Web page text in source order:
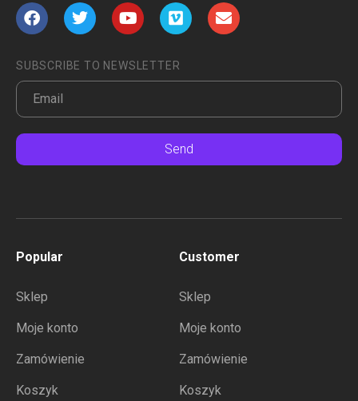
SUBSCRIBE TO NEWSLETTER
Send
Popular
Sklep
Moje konto
Zamówienie
Koszyk
Customer
Sklep
Moje konto
Zamówienie
Koszyk